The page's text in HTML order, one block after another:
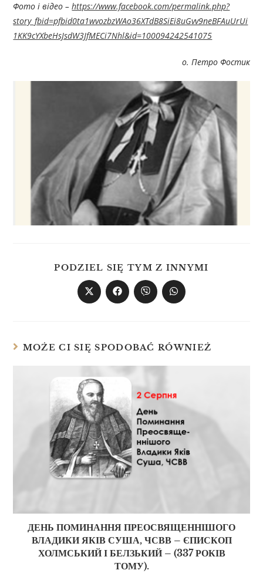
Фото і відео – https://www.facebook.com/permalink.php?
story_fbid=pfbid0ta1wvozbzWAo36XTdB8SiEi8uGvv9neBFAuUrUi
1KK9cYXbeHsJsdW3JfMECi7Nhl&id=100094242541075
о. Петро Фостик
PODZIEL SIĘ TYM Z INNYMI
MOŻE CI SIĘ SPODOBAĆ RÓWNIEŻ
ДЕНЬ ПОМИНАННЯ ПРЕОСВЯЩЕННІШОГО
ВЛАДИКИ ЯКІВ СУША, ЧСВВ – ЄПИСКОП
ХОЛМСЬКИЙ І БЕЛЗЬКИЙ – (337 РОКІВ
ТОМУ).